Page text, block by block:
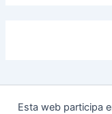
Esta web participa